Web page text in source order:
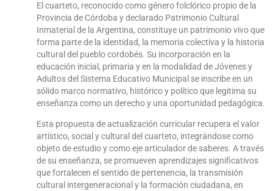
El cuarteto, reconocido como género folclórico propio de la
Provincia de Córdoba y declarado Patrimonio Cultural
Inmaterial de la Argentina, constituye un patrimonio vivo que
forma parte de la identidad, la memoria colectiva y la historia
cultural del pueblo cordobés. Su incorporación en la
educación inicial, primaria y en la modalidad de Jóvenes y
Adultos del Sistema Educativo Municipal se inscribe en un
sólido marco normativo, histórico y político que legitima su
enseñanza como un derecho y una oportunidad pedagógica.
Esta propuesta de actualización curricular recupera el valor
artístico, social y cultural del cuarteto, integrándose como
objeto de estudio y como eje articulador de saberes. A través
de su enseñanza, se promueven aprendizajes significativos
que fortalecen el sentido de pertenencia, la transmisión
cultural intergeneracional y la formación ciudadana, en